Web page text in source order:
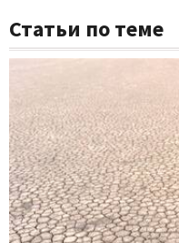
Статьи по теме